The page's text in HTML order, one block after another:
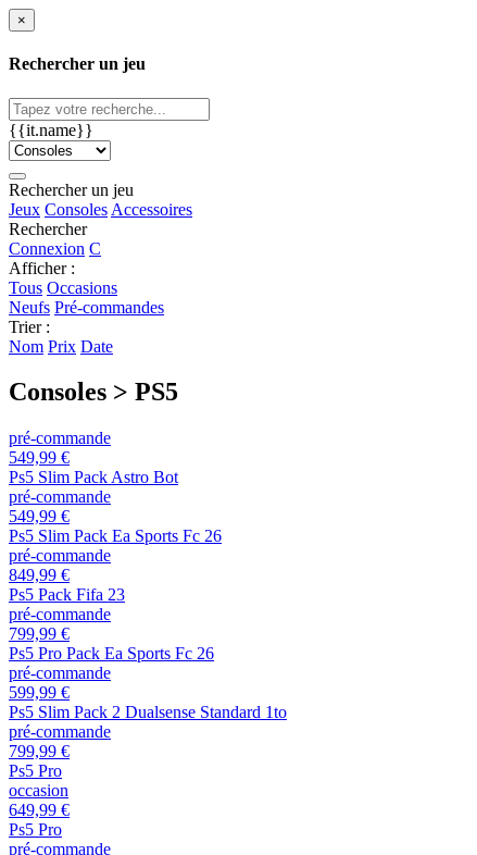
×
Rechercher un jeu
{{it.name}}
Rechercher un jeu
Jeux Consoles Accessoires
Rechercher
Connexion C
Afficher :
Tous Occasions
Neufs Pré-commandes
Trier :
Nom Prix Date
Consoles > PS5
pré-commande
549,99 €
Ps5 Slim Pack Astro Bot
pré-commande
549,99 €
Ps5 Slim Pack Ea Sports Fc 26
pré-commande
849,99 €
Ps5 Pack Fifa 23
pré-commande
799,99 €
Ps5 Pro Pack Ea Sports Fc 26
pré-commande
599,99 €
Ps5 Slim Pack 2 Dualsense Standard 1to
pré-commande
799,99 €
Ps5 Pro
occasion
649,99 €
Ps5 Pro
pré-commande